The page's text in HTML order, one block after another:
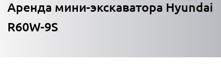
Аренда мини-экскаватора Hyundai
R60W-9S